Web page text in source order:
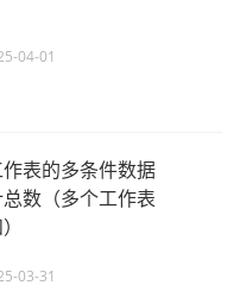
04-01
表的多条件数据
数（多个工作表
03-31